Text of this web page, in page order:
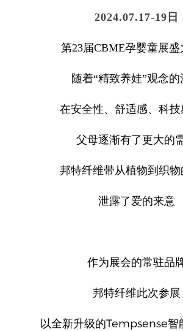
2024.07.17-19 日
第23届CBME孕婴童展盛
随着“精致养娃”观念的
在安全性、舒适感、科
父母逐渐有了更大的
邦特纤维带从植物到织物
泄露了爱的来意
作为展会的常驻品
邦特纤维此次参展
以全新升级的Tempsense智